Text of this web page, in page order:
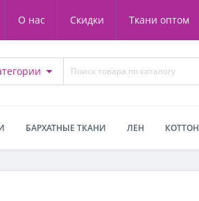
О нас Скидки Ткани оптом
БАРХАТНЫЕ ТКАНИ ЛЕН КОТТОН